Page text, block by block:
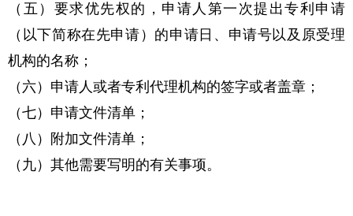
（五）要求优先权的，申请人第一次提出专利申请
（以下简称在先申请）的申请日、申请号以及原受理
机构的名称；
（六）申请人或者专利代理机构的签字或者盖章；
（七）申请文件清单；
（八）附加文件清单；
（九）其他需要写明的有关事项。